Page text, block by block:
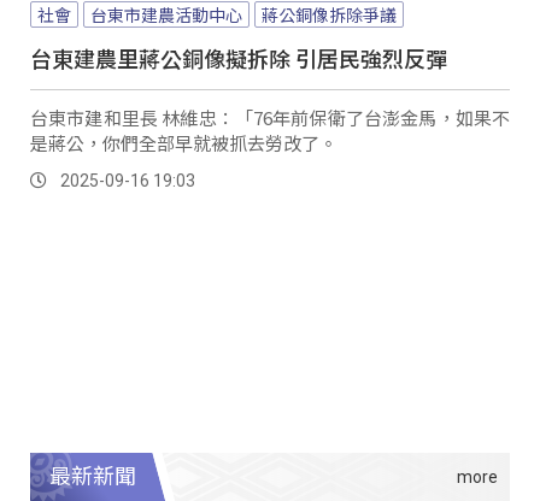
社會 台東市建農活動中心 蔣公銅像拆除爭議
台東建農里蔣公銅像擬拆除 引居民強烈反彈
台東市建和里長 林維忠：「76年前保衛了台澎金馬，如果不
是蔣公，你們全部早就被抓去勞改了。
2025-09-16 19:03
最新新聞